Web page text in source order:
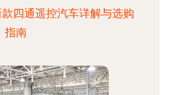
四通遥控汽车详解与选购
指南